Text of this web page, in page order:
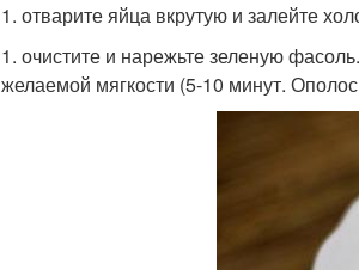
1. отварите яйца вкрутую и залейте
1. очистите и нарежьте зеленую
желаемой мягкости (5-10 минут.